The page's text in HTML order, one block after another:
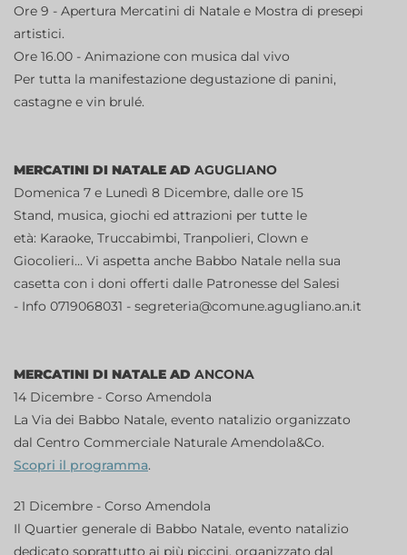
Ore 9 - Apertura Mercatini di Natale e Mostra di presepi
artistici.
Ore 16.00 - Animazione con musica dal vivo
Per tutta la manifestazione degustazione di panini,
castagne e vin brulé.
MERCATINI DI NATALE AD AGUGLIANO
Domenica 7 e Lunedì 8 Dicembre, dalle ore 15
Stand, musica, giochi ed attrazioni per tutte le
età: Karaoke, Truccabimbi, Tranpolieri, Clown e
Giocolieri… Vi aspetta anche Babbo Natale nella sua
casetta con i doni offerti dalle Patronesse del Salesi
- Info 0719068031 - segreteria@comune.agugliano.an.it
MERCATINI DI NATALE AD ANCONA
14 Dicembre - Corso Amendola
La Via dei Babbo Natale, evento natalizio organizzato
dal Centro Commerciale Naturale Amendola&Co.
Scopri il programma.
21 Dicembre - Corso Amendola
Il Quartier generale di Babbo Natale, evento natalizio
dedicato soprattutto ai più piccini, organizzato dal